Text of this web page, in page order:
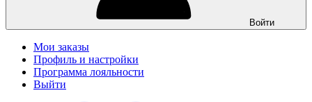
Войти
Мои заказы
Профиль и настройки
Программа лояльности
Выйти